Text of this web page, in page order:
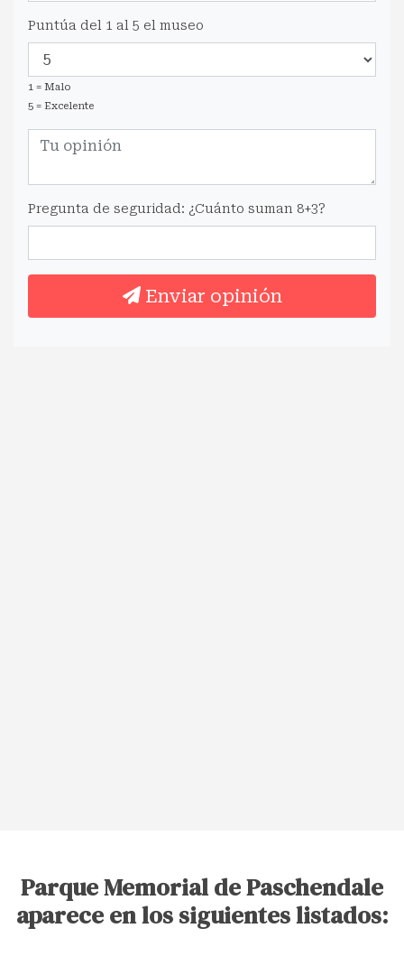
Puntúa del 1 al 5 el museo
1 = Malo
5 = Excelente
Pregunta de seguridad: ¿Cuánto suman 8+3?
Enviar opinión
Parque Memorial de Paschendale
aparece en los siguientes listados: